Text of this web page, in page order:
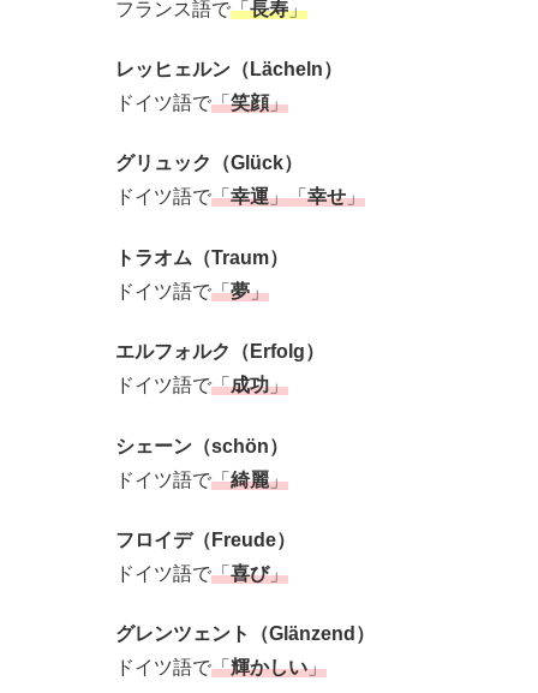
フランス語で「長寿」
レッヒェルン（Lächeln）
ドイツ語で「笑顔」
グリュック（Glück）
ドイツ語で「幸運」「幸せ」
トラオム（Traum）
ドイツ語で「夢」
エルフォルク（Erfolg）
ドイツ語で「成功」
シェーン（schön）
ドイツ語で「綺麗」
フロイデ（Freude）
ドイツ語で「喜び」
グレンツェント（Glänzend）
ドイツ語で「輝かしい」